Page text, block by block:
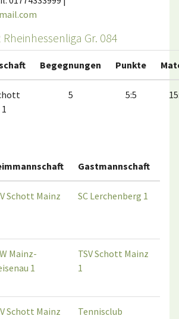
Gr. 084
Begegnungen Punkte
5 5:5
Gastmannschaft
Schott Mainz
SC Lerchenberg 1
Mainz-
1
TSV Schott Mainz
1
Schott Mainz
Tennisclub